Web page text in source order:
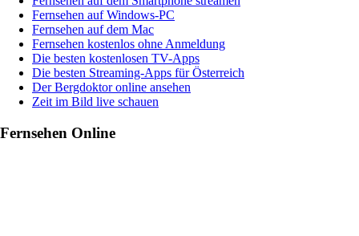
Fernsehen auf Windows-PC
Fernsehen auf dem Mac
Fernsehen kostenlos ohne Anmeldung
Die besten kostenlosen TV-Apps
Die besten Streaming-Apps für Österreich
Der Bergdoktor online ansehen
Zeit im Bild live schauen
Fernsehen Online